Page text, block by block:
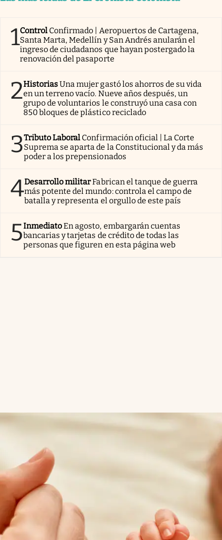
1Control Confirmado | Aeropuertos de Cartagena,
Santa Marta, Medellín y San Andrés anularán el
ingreso de ciudadanos que hayan postergado la
renovación del pasaporte
2HistoriasUna mujer gastó los ahorros de su vida
en un terreno vacío. Nueve años después, un
grupo de voluntarios le construyó una casa con
850 bloques de plástico reciclado
3Tributo Laboral Confirmación oficial | La Corte
Suprema se aparta de la Constitucional y da más
poder a los prepensionados
4Desarrollo militarFabrican el tanque de guerra
más potente del mundo: controla el campo de
batalla y representa el orgullo de este país
5InmediatoEn agosto, embargarán cuentas
bancarias y tarjetas de crédito de todas las
personas que figuren en esta página web